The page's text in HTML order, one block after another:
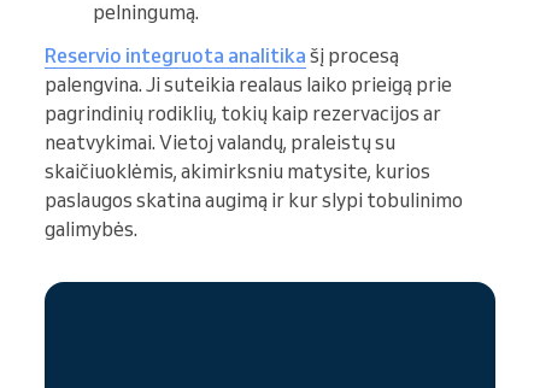
pelningumą.
Reservio integruota analitika šį procesą
palengvina. Ji suteikia realaus laiko prieigą prie
pagrindinių rodiklių, tokių kaip rezervacijos ar
neatvykimai. Vietoj valandų, praleistų su
skaičiuoklėmis, akimirksniu matysite, kurios
paslaugos skatina augimą ir kur slypi tobulinimo
galimybės.